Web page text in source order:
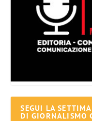
SEGUI LA
DI GIORNALISMO